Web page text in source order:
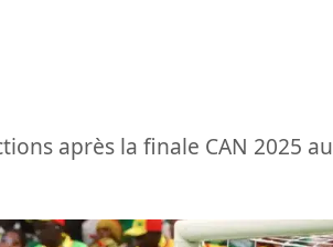
après la finale CAN 2025 au